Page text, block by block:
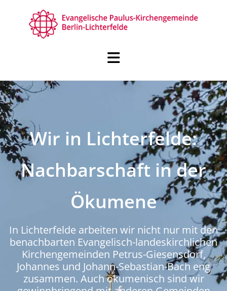
Wir in Lichterfelde:
Nachbarschaft in der
Ökumene
In Lichterfelde arbeiten wir nicht nur mit den
benachbarten Evangelisch-landeskirchlichen
Kirchengemeinden Petrus-Giesensdorf,
Johannes und Johann-Sebastian-Bach eng
zusammen. Auch ökumenisch sind wir